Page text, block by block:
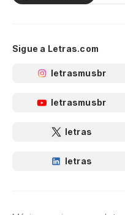
Sigue a Letras.com
letrasmusbr
letrasmusbr
letras
letras